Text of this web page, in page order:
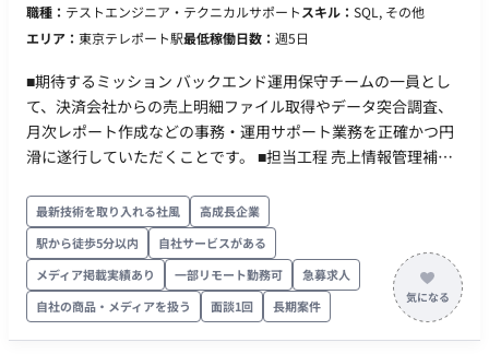
・稼働時間：10:00～19:00（所定労働時間8H、休憩1H）※上
長承認により始業時間8:00～11:00の範囲で時差出勤可 ・働き
まではリモート可（業務に慣れるまではフル出社） ・交通費：
支給 ・時給：2,500円～2,800円 ※スキル・経験によって変動
・その他：月末締め、25日支払い
職種： テストエンジニア・テクニカルサポートスキル： SQL, その他
エリア： 東京テレポート駅最低稼働日数： 週5日
■期待するミッション バックエンド運用保守チームの一員とし
て、決済会社からの売上明細ファイル取得やデータ突合調査、
月次レポート作成などの事務・運用サポート業務を正確かつ円
滑に遂行していただくことです。 ■担当工程 売上情報管理補佐
の業務をすぐに請け負うのは難しいため、まずは分担して対応
いただき、徐々に業務に慣れていただく想定です。 【月初作業
（1～15営業日目）】 各決済会社（計17社）の管理画面から売
上明細ファイルを取得し、社内ツールへアップロードする作業
各決済会社のデータと自社システムの決済データとの突合・差
最新技術を取り入れる社風
高成長企業
駅から徒歩5分以内
自社サービスがある
メディア掲載実績あり
一部リモート勤務可
急募求人
自社の商品・メディアを扱う
面談1回 長期案件